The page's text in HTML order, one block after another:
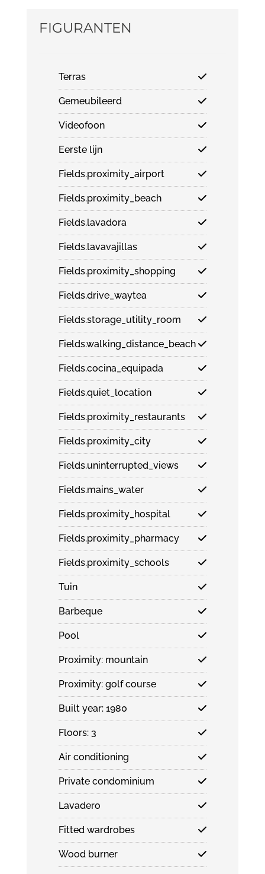
FIGURANTEN
Terras
Gemeubileerd
Videofoon
Eerste lijn
Fields.proximity_airport
Fields.proximity_beach
Fields.lavadora
Fields.lavavajillas
Fields.proximity_shopping
Fields.drive_waytea
Fields.storage_utility_room
Fields.walking_distance_beach
Fields.cocina_equipada
Fields.quiet_location
Fields.proximity_restaurants
Fields.proximity_city
Fields.uninterrupted_views
Fields.mains_water
Fields.proximity_hospital
Fields.proximity_pharmacy
Fields.proximity_schools
Tuin
Barbeque
Pool
Proximity: mountain
Proximity: golf course
Built year: 1980
Floors: 3
Air conditioning
Private condominium
Lavadero
Fitted wardrobes
Wood burner